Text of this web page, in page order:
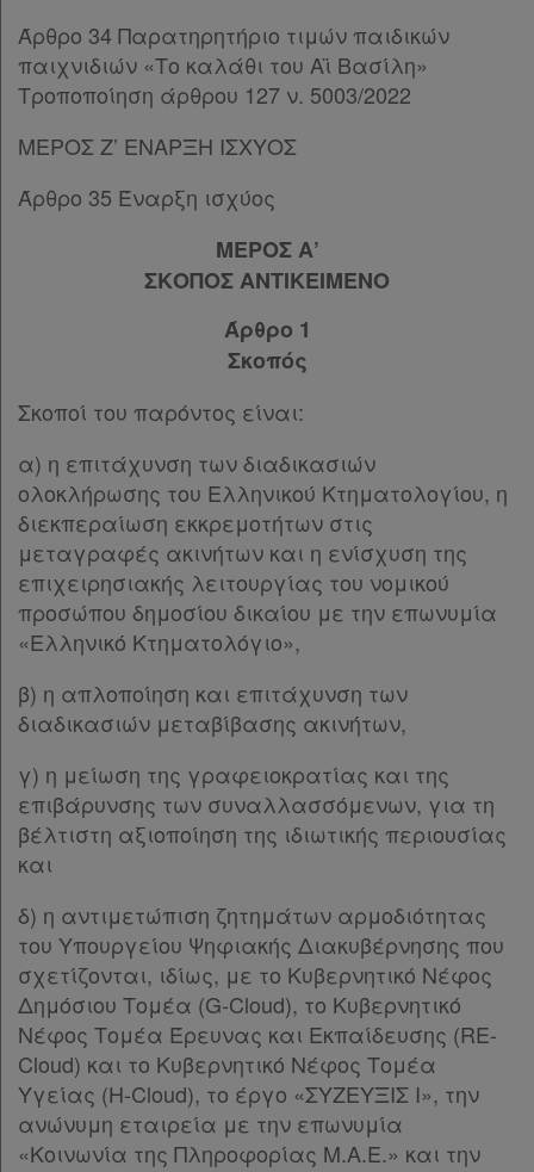
Άρθρο 34 Παρατηρητήριο τιμών παιδικών
παιχνιδιών «Το καλάθι του Αϊ Βασίλη»
Τροποποίηση άρθρου 127 ν. 5003/2022
ΜΕΡΟΣ Ζ’ ΕΝΑΡΞΗ ΙΣΧΥΟΣ
Άρθρο 35 Έναρξη ισχύος
ΜΕΡΟΣ Α’
ΣΚΟΠΟΣ ΑΝΤΙΚΕΙΜΕΝΟ
Άρθρο 1
Σκοπός
Σκοποί του παρόντος είναι:
α) η επιτάχυνση των διαδικασιών
ολοκλήρωσης του Ελληνικού Κτηματολογίου, η
διεκπεραίωση εκκρεμοτήτων στις
μεταγραφές ακινήτων και η ενίσχυση της
επιχειρησιακής λειτουργίας του νομικού
προσώπου δημοσίου δικαίου με την επωνυμία
«Ελληνικό Κτηματολόγιο»,
β) η απλοποίηση και επιτάχυνση των
διαδικασιών μεταβίβασης ακινήτων,
γ) η μείωση της γραφειοκρατίας και της
επιβάρυνσης των συναλλασσόμενων, για τη
βέλτιστη αξιοποίηση της ιδιωτικής περιουσίας
και
δ) η αντιμετώπιση ζητημάτων αρμοδιότητας
του Υπουργείου Ψηφιακής Διακυβέρνησης που
σχετίζονται, ιδίως, με το Κυβερνητικό Νέφος
Δημόσιου Τομέα (G-Cloud), το Κυβερνητικό
Νέφος Τομέα Έρευνας και Εκπαίδευσης (RE-
Cloud) και το Κυβερνητικό Νέφος Τομέα
Υγείας (H-Cloud), το έργο «ΣΥΖΕΥΞΙΣ Ι», την
ανώνυμη εταιρεία με την επωνυμία
«Κοινωνία της Πληροφορίας Μ.Α.Ε.» και την